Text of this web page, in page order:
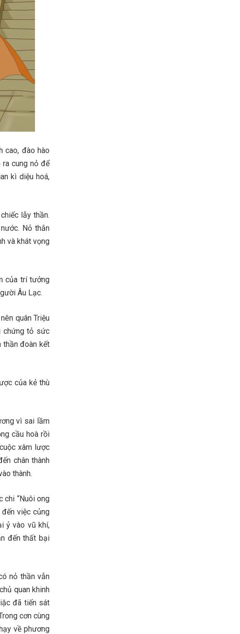
cao, đào hào
cung nỏ để
kì diệu hoá,
lẫy thần.
Nỏ thắn
và khát vọng
của trí tưởng
Âu Lạc.
quân Triệu
chứng tỏ sức
thần đoàn kết
của kẻ thù
vì sai lầm
cầu hoà rồi
xâm lược
chân thành
thành.
chi “Nuôi ong
đến việc củng
ỷ vào vũ khí,
đến thất bại
nỏ thần vẫn
quan khinh
đã tiến sát
cơn cùng
về phương